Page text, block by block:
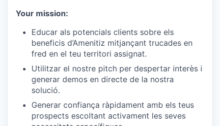
Your mission:
Educar als potencials clients sobre els
beneficis d’Amenitiz mitjançant trucades en
fred en el teu territori assignat.
Utilitzar el nostre pitch per despertar interès i
generar demos en directe de la nostra
solució.
Generar confiança ràpidament amb els teus
prospects escoltant activament les seves